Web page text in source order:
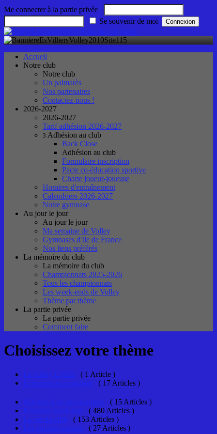
Me connecter à la partie privée
Se souvenir de moi
Accueil
Notre club
Notre club
Un palmarès
Nos partenaires
Contactez-nous !
2026-2027
2026-2027
Tarif adhésion 2026-2027
3 Adhésion au club
Back Close
Adhésion au club
Formulaire inscription
Pacte co-éducation sportive
Charte joueur-joueuse
Horaires d'entraînement
Calendriers 2026-2027
Notre gymnase
Au jour le jour
Au jour le jour
Ma semaine de Volley
Gymnases d'Ile de France
Nos liens préférés
La mémoire du club
La mémoire du club
Championnats 2025-2026
Tous les championnats
Les week-ends de Volley
Thème par thème
La partie privée
La partie privée
Comment faire
Choisissez votre thème
Le volley UNSS
( 1 Article )
Evènements à partager
( 17 Articles )
Matches à ne pas manquer
( 15 Articles )
Résultats week-end
( 480 Articles )
La vie du club
( 153 Articles )
Les équipes seniors
( 27 Articles )